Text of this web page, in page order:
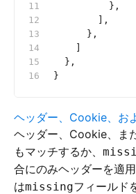
          },
        ],
      },
  },
}
ヘッダー、Cookie、お
ヘッダー、Cookie、ま
もマッチするか、
合にのみヘッダーを適用
はmissingフィールド